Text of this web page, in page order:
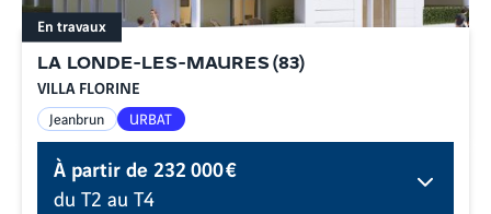
LA LONDE-LES-MAURES(83)
VILLA FLORINE
En travaux
Jeanbrun URBAT
À partir de232 000 €
du T2 au T4